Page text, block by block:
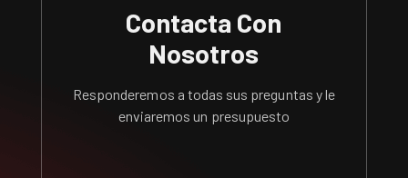
Contacta Con
Nosotros
Responderemos a todas sus preguntas y le
enviaremos un presupuesto